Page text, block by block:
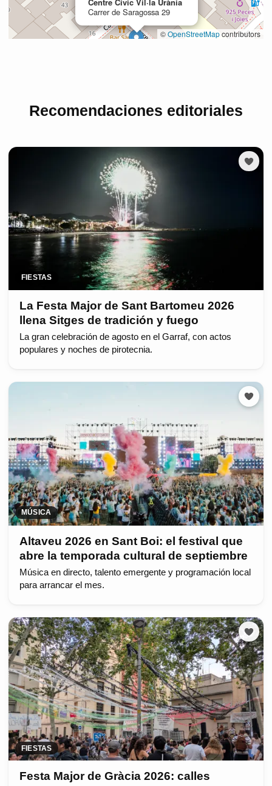
Recomendaciones editoriales
FIESTAS
La Festa Major de Sant Bartomeu 2026
llena Sitges de tradición y fuego
La gran celebración de agosto en el Garraf, con actos
populares y noches de pirotecnia.
MÚSICA
Altaveu 2026 en Sant Boi: el festival que
abre la temporada cultural de septiembre
Música en directo, talento emergente y programación local
para arrancar el mes.
FIESTAS
Festa Major de Gràcia 2026: calles